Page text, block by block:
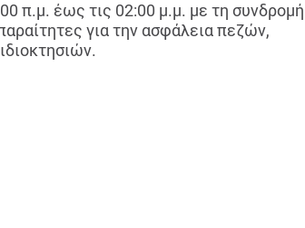
π.μ. έως τις 02:00 μ.μ. με τη συνδρομή
για την ασφάλεια πεζών,